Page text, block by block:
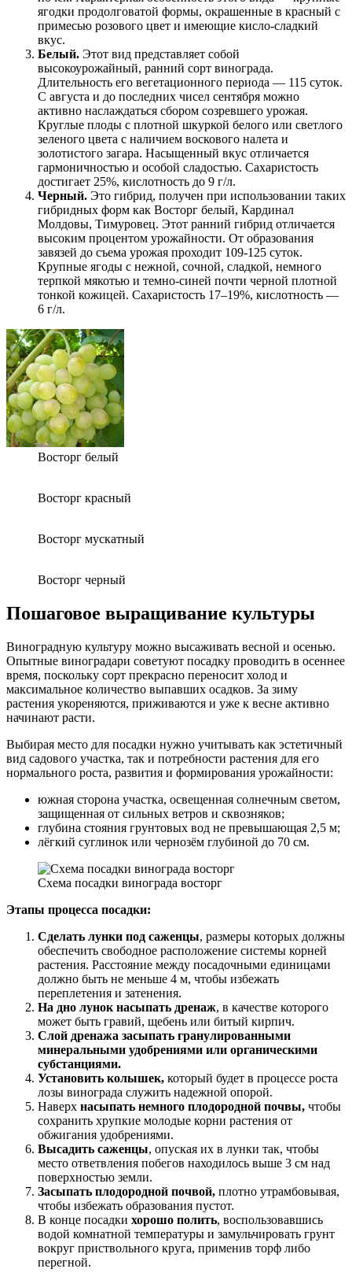
ягодки продолговатой формы, окрашенные в красный с
примесью розового цвет и имеющие кисло-сладкий
вкус.
Белый. Этот вид представляет собой
высокоурожайный, ранний сорт винограда.
Длительность его вегетационного периода — 115 суток.
С августа и до последних чисел сентября можно
активно наслаждаться сбором созревшего урожая.
Круглые плоды с плотной шкуркой белого или светлого
зеленого цвета с наличием воскового налета и
золотистого загара. Насыщенный вкус отличается
гармоничностью и особой сладостью. Сахаристость
достигает 25%, кислотность до 9 г/л.
Черный. Это гибрид, получен при использовании таких
гибридных форм как Восторг белый, Кардинал
Молдовы, Тимуровец. Этот ранний гибрид отличается
высоким процентом урожайности. От образования
завязей до съема урожая проходит 109-125 суток.
Крупные ягоды с нежной, сочной, сладкой, немного
терпкой мякотью и темно-синей почти черной плотной
тонкой кожицей. Сахаристость 17–19%, кислотность —
6 г/л.
Восторг белый
Восторг красный
Восторг мускатный
Восторг черный
Пошаговое выращивание культуры
Виноградную культуру можно высаживать весной и осенью.
Опытные виноградари советуют посадку проводить в осеннее
время, поскольку сорт прекрасно переносит холод и
максимальное количество выпавших осадков. За зиму
растения укореняются, приживаются и уже к весне активно
начинают расти.
Выбирая место для посадки нужно учитывать как эстетичный
вид садового участка, так и потребности растения для его
нормального роста, развития и формирования урожайности:
южная сторона участка, освещенная солнечным светом,
защищенная от сильных ветров и сквозняков;
глубина стояния грунтовых вод не превышающая 2,5 м;
лёгкий суглинок или чернозём глубиной до 70 см.
Схема посадки винограда восторг
Этапы процесса посадки:
Сделать лунки под саженцы, размеры которых должны
обеспечить свободное расположение системы корней
растения. Расстояние между посадочными единицами
должно быть не меньше 4 м, чтобы избежать
переплетения и затенения.
На дно лунок насыпать дренаж, в качестве которого
может быть гравий, щебень или битый кирпич.
Слой дренажа засыпать гранулированными
минеральными удобрениями или органическими
субстанциями.
Установить колышек, который будет в процессе роста
лозы винограда служить надежной опорой.
Наверх насыпать немного плодородной почвы, чтобы
сохранить хрупкие молодые корни растения от
обжигания удобрениями.
Высадить саженцы, опуская их в лунки так, чтобы
место ответвления побегов находилось выше 3 см над
поверхностью земли.
Засыпать плодородной почвой, плотно утрамбовывая,
чтобы избежать образования пустот.
В конце посадки хорошо полить, воспользовавшись
водой комнатной температуры и замульчировать грунт
вокруг приствольного круга, применив торф либо
перегной.